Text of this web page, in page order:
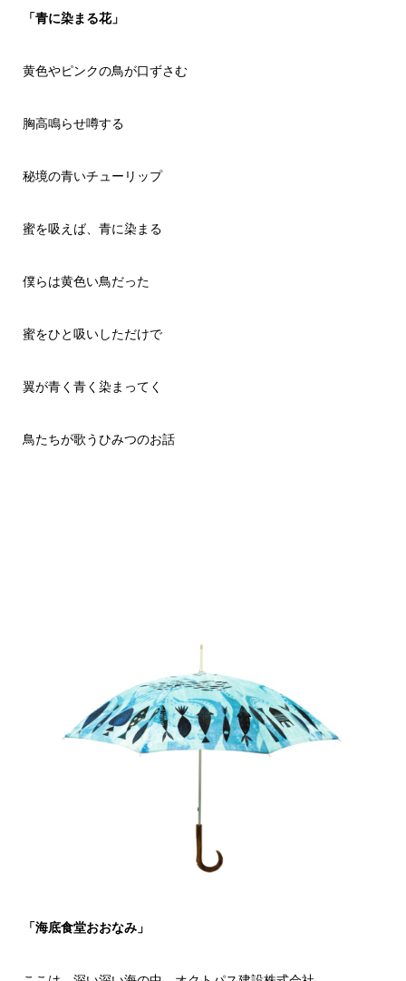
「青に染まる花」
黄色やピンクの鳥が口ずさむ
胸高鳴らせ噂する
秘境の青いチューリップ
蜜を吸えば、青に染まる
僕らは黄色い鳥だった
蜜をひと吸いしただけで
翼が青く青く染まってく
鳥たちが歌うひみつのお話
「海底食堂おおなみ」